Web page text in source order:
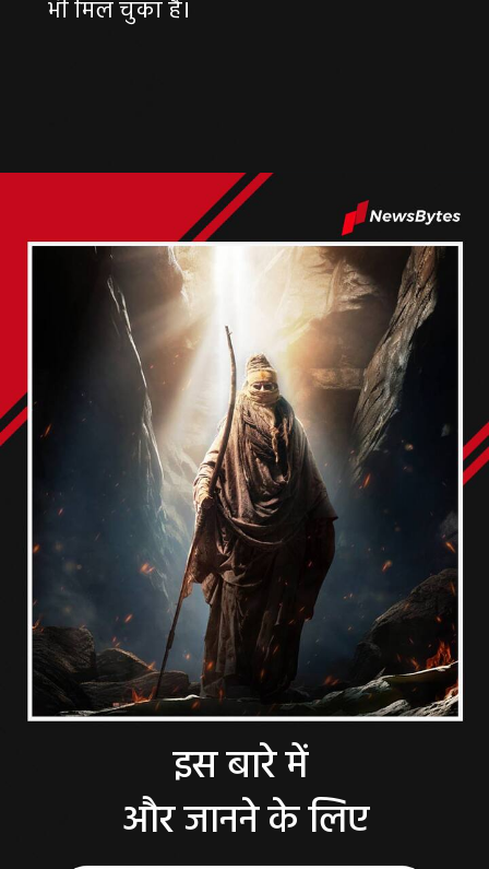
इस बारे में
और जानने के लिए